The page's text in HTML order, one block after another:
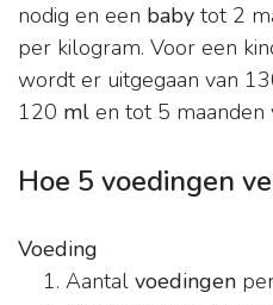
nodig en een baby tot 2
per kilogram. Voor een
wordt er uitgegaan van
120 ml en tot 5 maanden
Hoe 5 voedingen
Voeding
Aantal voedingen